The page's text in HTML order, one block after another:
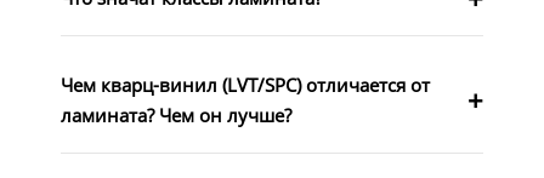
Чем кварц-винил (LVT/SPC) отличается от
ламината? Чем он лучше?